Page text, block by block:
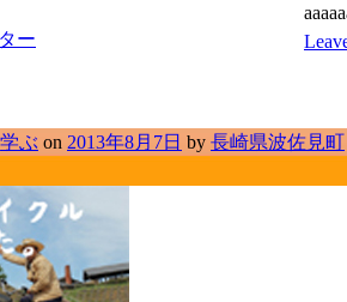
ー
学ぶ on 2013年8月7日 by 長崎県波佐見町